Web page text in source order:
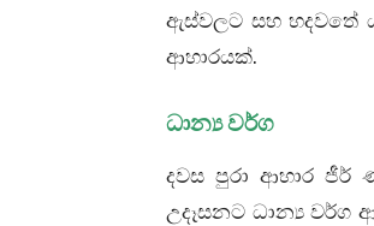
ඇස්වලට සහ හදවතේ
ආහාරයක්.
ධාන්‍ය වර්ග
දවස පුරා ආහාර ජීර්
උදෑසනට ධාන්‍ය වර්ග